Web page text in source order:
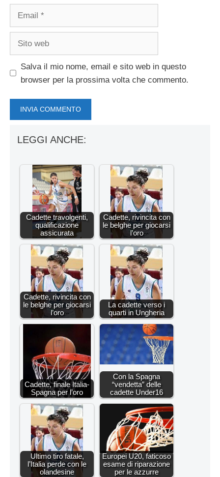
Salva il mio nome, email e sito web in questo
browser per la prossima volta che commento.
LEGGI ANCHE:
Cadette travolgenti,
qualificazione
assicurata
Cadette, rivincita con
le belghe per giocarsi
l’oro
Cadette, rivincita con
le belghe per giocarsi
l’oro
La cadette verso i
quarti in Ungheria
Cadette, finale Italia-
Spagna per l’oro
Con la Spagna
“vendetta” delle
cadette Under16
Ultimo tiro fatale,
l’Italia perde con le
olandesine
Europei U20, faticoso
esame di riparazione
per le azzurre